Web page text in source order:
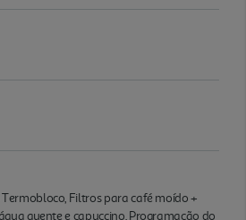
Filtros para café moído +
quente e capuccino, Programação do